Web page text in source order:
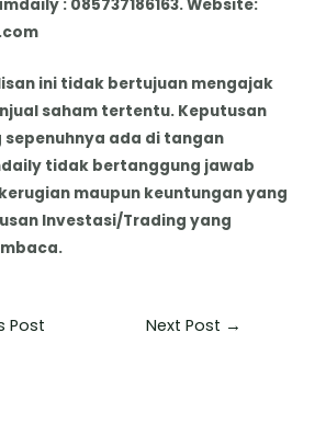
: 085737186163. Website:
ini tidak bertujuan mengajak
saham tertentu. Keputusan
ada di tangan
tidak bertanggung jawab
maupun keuntungan yang
Investasi/Trading yang
Post Next Post →